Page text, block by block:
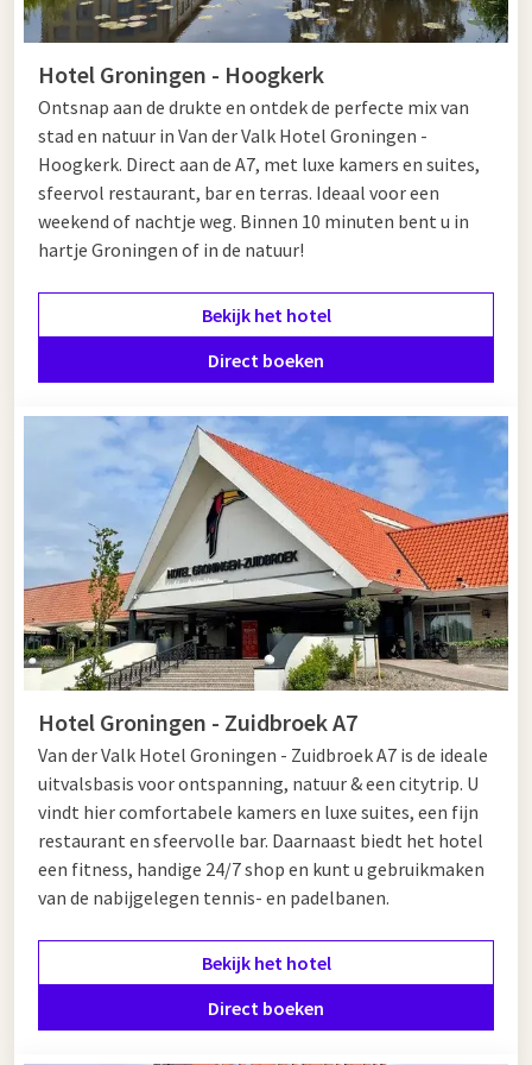
Of u nu onderweg bent voor werk, vakantie of een dagje uit: bij
kwaliteit en gastvrijheid op een centrale locatie langs de
snelweg.
Hotel Groningen - Hoogkerk
Ontsnap aan de drukte en ontdek de perfecte mix van
stad en natuur in Van der Valk Hotel Groningen -
Hoogkerk. Direct aan de A7, met luxe kamers en suites,
sfeervol restaurant, bar en terras. Ideaal voor een
weekend of nachtje weg. Binnen 10 minuten bent u in
hartje Groningen of in de natuur!
Bekijk het hotel
Direct boeken
Hotel Groningen - Zuidbroek A7
Van der Valk Hotel Groningen - Zuidbroek A7 is de ideale
uitvalsbasis voor ontspanning, natuur & een citytrip. U
vindt hier comfortabele kamers en luxe suites, een fijn
restaurant en sfeervolle bar. Daarnaast biedt het hotel
een fitness, handige 24/7 shop en kunt u gebruikmaken
van de nabijgelegen tennis- en padelbanen.
Bekijk het hotel
Direct boeken